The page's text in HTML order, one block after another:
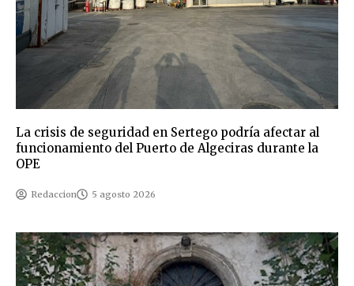
La crisis de seguridad en Sertego podría afectar al
funcionamiento del Puerto de Algeciras durante la
OPE
Redaccion 5 agosto 2026